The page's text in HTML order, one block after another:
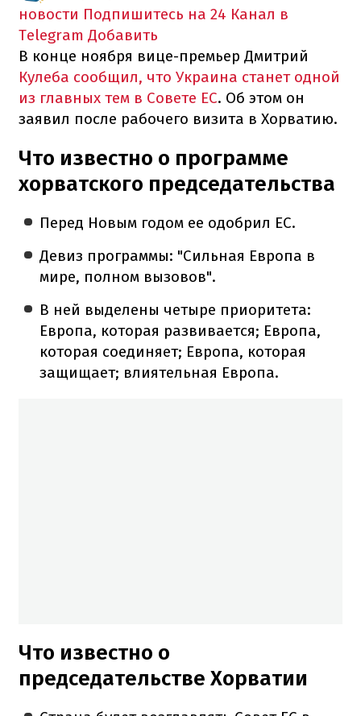
новости Подпишитесь на 24 Канал в
Telegram Добавить
В конце ноября вице-премьер Дмитрий
Кулеба сообщил, что Украина станет одной
из главных тем в Совете ЕС. Об этом он
заявил после рабочего визита в Хорватию.
Что известно о программе
хорватского председательства
Перед Новым годом ее одобрил ЕС.
Девиз программы: "Сильная Европа в
мире, полном вызовов".
В ней выделены четыре приоритета:
Европа, которая развивается; Европа,
которая соединяет; Европа, которая
защищает; влиятельная Европа.
Что известно о
председательстве Хорватии